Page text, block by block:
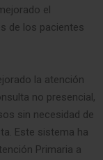
el
de los pacientes
la atención
no presencial,
sin necesidad de
Este sistema ha
Primaria a